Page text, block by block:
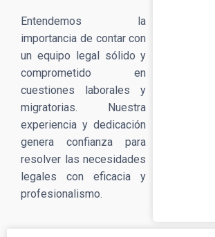
Entendemos la
importancia de contar con
un equipo legal sólido y
comprometido en
cuestiones laborales y
migratorias. Nuestra
experiencia y dedicación
genera confianza para
resolver las necesidades
legales con eficacia y
profesionalismo.